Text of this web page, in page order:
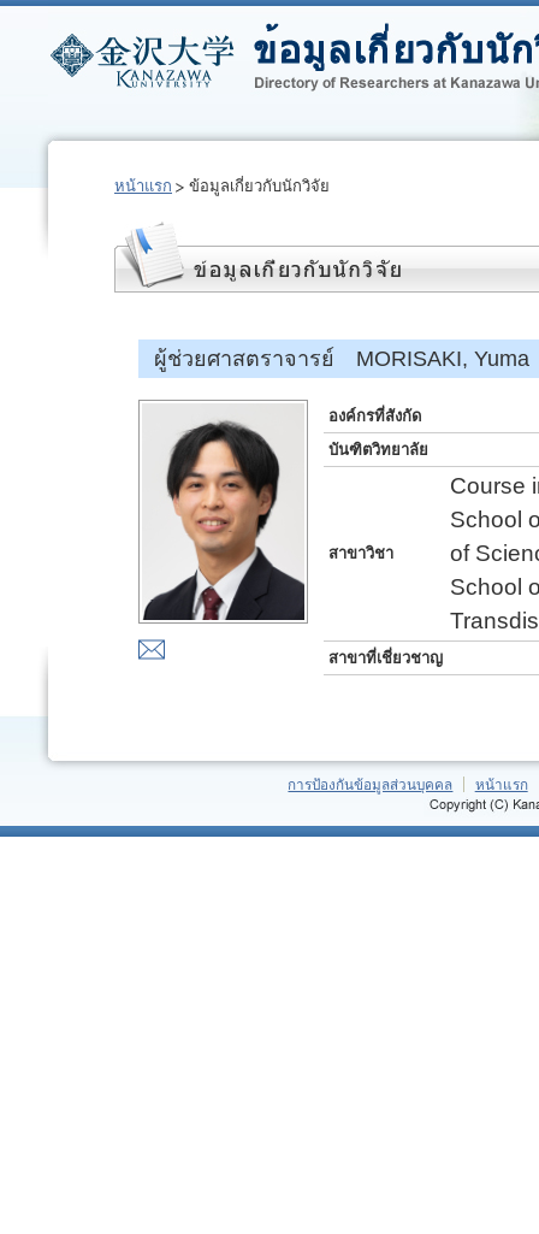
หน้าแรก ข้อมูลเกี่ยวกับนักวิจัย
ผู้ช่วยศาสตราจารย์ MORISAKI, Yuma
องค์กรที่สังกัด
บันฑิตวิทยาลัย
สาขาวิชา
Course
School
of
School
สาขาที่เชี่ยวชาญ
การป้องกันข้อมูลส่วนบุคคล หน้าแรก